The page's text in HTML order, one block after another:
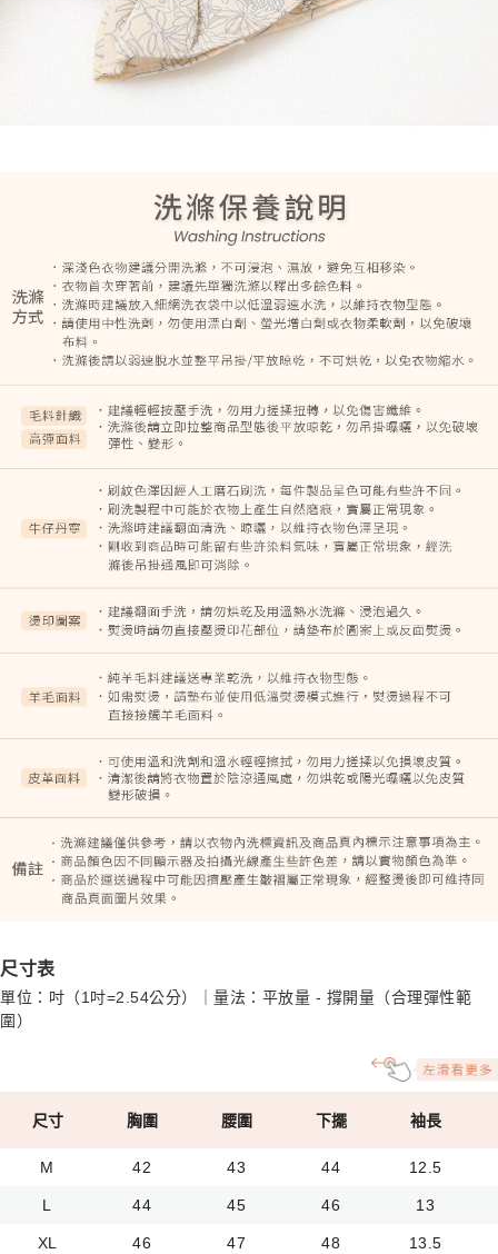
尺寸表
單位：吋（1吋=2.54公分）｜量法：平放量 - 撐開量（合理彈性範
圍）
尺寸 胸圍 腰圍 下擺 袖長
M 42 43 44 12.5
L 44 45 46 13
XL 46 47 48 13.5